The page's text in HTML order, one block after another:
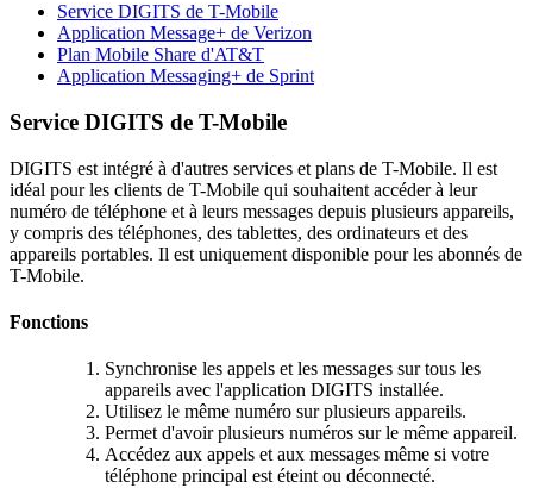
Service DIGITS de T-Mobile
Application Message+ de Verizon
Plan Mobile Share d'AT&T
Application Messaging+ de Sprint
Service DIGITS de T-Mobile
DIGITS est intégré à d'autres services et plans de T-Mobile. Il est
idéal pour les clients de T-Mobile qui souhaitent accéder à leur
numéro de téléphone et à leurs messages depuis plusieurs appareils,
y compris des téléphones, des tablettes, des ordinateurs et des
appareils portables. Il est uniquement disponible pour les abonnés de
T-Mobile.
Fonctions
Synchronise les appels et les messages sur tous les
appareils avec l'application DIGITS installée.
Utilisez le même numéro sur plusieurs appareils.
Permet d'avoir plusieurs numéros sur le même appareil.
Accédez aux appels et aux messages même si votre
téléphone principal est éteint ou déconnecté.